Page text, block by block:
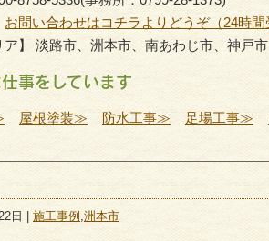
お問い合わせはコチラよりどうぞ（24時
ア】 淡路市、洲本市、南あわじ市、神戸市
事をしています
屋根塗装≫ 防水工事≫ 足場工事≫
日 | 施工事例 ,洲本市